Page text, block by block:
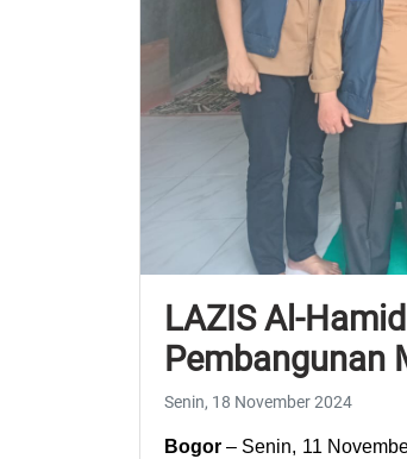
LAZIS Al-
Pembangunan
Senin, 18 November 2024
Bogor – Senin, 11